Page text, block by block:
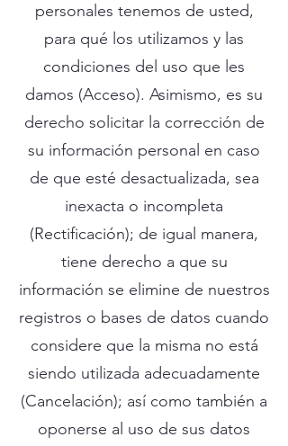
personales tenemos de usted,
para qué los utilizamos y las
condiciones del uso que les
damos (Acceso). Asimismo, es su
derecho solicitar la corrección de
su información personal en caso
de que esté desactualizada, sea
inexacta o incompleta
(Rectificación); de igual manera,
tiene derecho a que su
información se elimine de nuestros
registros o bases de datos cuando
considere que la misma no está
siendo utilizada adecuadamente
(Cancelación); así como también a
oponerse al uso de sus datos